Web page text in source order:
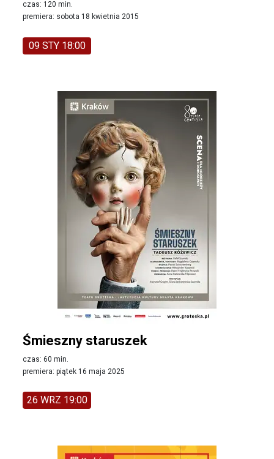
czas: 120 min.
premiera: sobota 18 kwietnia 2015
09 STY 18:00
Śmieszny staruszek
czas: 60 min.
premiera: piątek 16 maja 2025
26 WRZ 19:00